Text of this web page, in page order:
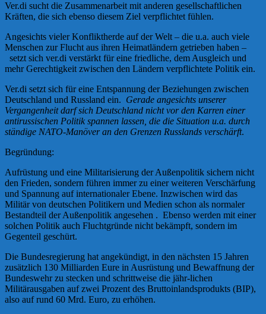
Ver.di sucht die Zusammenarbeit mit anderen gesellschaftlichen
Kräften, die sich ebenso diesem Ziel verpflichtet fühlen.
Angesichts vieler Konfliktherde auf der Welt – die u.a. auch viele
Menschen zur Flucht aus ihren Heimatländern getrieben haben –
setzt sich ver.di verstärkt für eine friedliche, dem Ausgleich und
mehr Gerechtigkeit zwischen den Ländern verpflichtete Politik ein.
Ver.di setzt sich für eine Entspannung der Beziehungen zwischen
Deutschland und Russland ein. Gerade angesichts unserer
Vergangenheit darf sich Deutschland nicht vor den Karren einer
antirussischen Politik spannen lassen, die die Situation u.a. durch
ständige NATO-Manöver an den Grenzen Russlands verschärft.
Begründung:
Aufrüstung und eine Militarisierung der Außenpolitik sichern nicht
den Frieden, sondern führen immer zu einer weiteren Verschärfung
und Spannung auf internationaler Ebene. Inzwischen wird das
Militär von deutschen Politikern und Medien schon als normaler
Bestandteil der Außenpolitik angesehen . Ebenso werden mit einer
solchen Politik auch Fluchtgründe nicht bekämpft, sondern im
Gegenteil geschürt.
Die Bundesregierung hat angekündigt, in den nächsten 15 Jahren
zusätzlich 130 Milliarden Eure in Ausrüstung und Bewaffnung der
Bundeswehr zu stecken und schrittweise die jähr-lichen
Militärausgaben auf zwei Prozent des Bruttoinlandsprodukts (BIP),
also auf rund 60 Mrd. Euro, zu erhöhen.